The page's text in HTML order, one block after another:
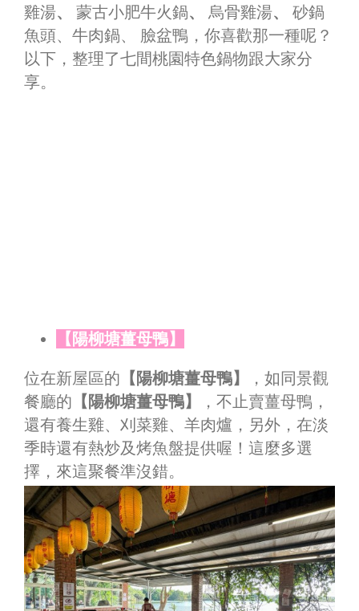
雞湯、 蒙古小肥牛火鍋、 烏骨雞湯、
砂鍋
魚頭、牛肉鍋、 臉盆鴨，你喜歡那一種呢？
以下，整理了七間桃園特色鍋物跟大家分
享。
【陽柳塘薑母鴨】
位在新屋區的 【陽柳塘薑母鴨】
，如同景觀
餐廳的 【陽柳塘薑母鴨】
，不止賣薑母鴨，
還有養生雞、刈菜雞、羊肉爐，另外，在淡
季時還有熱炒及烤魚盤提供喔！這麼多選
擇，來這聚餐準沒錯。